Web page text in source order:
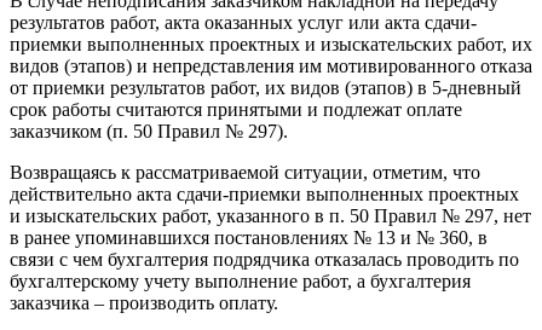
результатов работ, акта оказанных услуг или акта сдачи-
приемки выполненных проектных и изыскательских работ, их
видов (этапов) и непредставления им мотивированного отказа
от приемки результатов работ, их видов (этапов) в 5-дневный
срок работы считаются принятыми и подлежат оплате
заказчиком (п. 50 Правил № 297).
Возвращаясь к рассматриваемой ситуации, отметим, что
действительно акта сдачи-приемки выполненных проектных
и изыскательских работ, указанного в п. 50 Правил № 297, нет
в ранее упоминавшихся постановлениях № 13 и № 360, в
связи с чем бухгалтерия подрядчика отказалась проводить по
бухгалтерскому учету выполнение работ, а бухгалтерия
заказчика – производить оплату.